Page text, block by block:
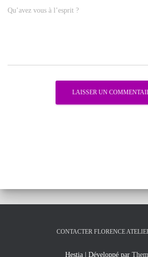
Qu’avez vous à l’esprit ?
CONTACTER FLORENCE
Hestia | Développé par